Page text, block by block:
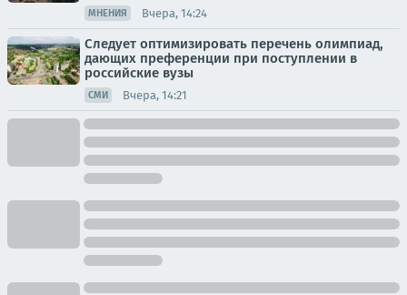
МНЕНИЯ Вчера, 14:24
Следует оптимизировать перечень олимпиад,
дающих преференции при поступлении в
российские вузы
СМИ Вчера, 14:21